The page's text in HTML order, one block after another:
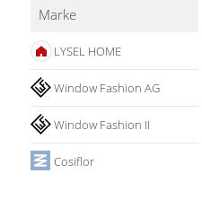
Stoffe
Panneaux
Marke
LYSEL HOME
Window Fashion AG
Window Fashion II
Cosiflor